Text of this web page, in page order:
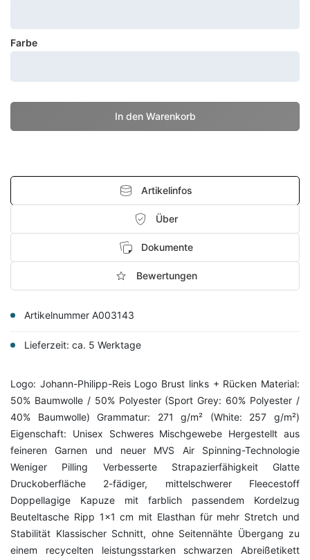
Farbe
Artikelinfos
Über
Dokumente
Bewertungen
Artikelnummer A003143
Lieferzeit: ca. 5 Werktage
Logo: Johann-Philipp-Reis Logo Brust links + Rücken Material:
50% Baumwolle / 50% Polyester (Sport Grey: 60% Polyester /
40% Baumwolle) Grammatur: 271 g/m² (White: 257 g/m²)
Eigenschaft: Unisex Schweres Mischgewebe Hergestellt aus
feineren Garnen und neuer MVS Air Spinning-Technologie
Weniger Pilling Verbesserte Strapazierfähigkeit Glatte
Druckoberfläche 2-fädiger, mittelschwerer Fleecestoff
Doppellagige Kapuze mit farblich passendem Kordelzug
Beuteltasche Ripp 1x1 cm mit Elasthan für mehr Stretch und
Stabilität Klassischer Schnitt, ohne Seitennähte Übergang zu
einem recycelten leistungsstarken schwarzen Abreißetikett